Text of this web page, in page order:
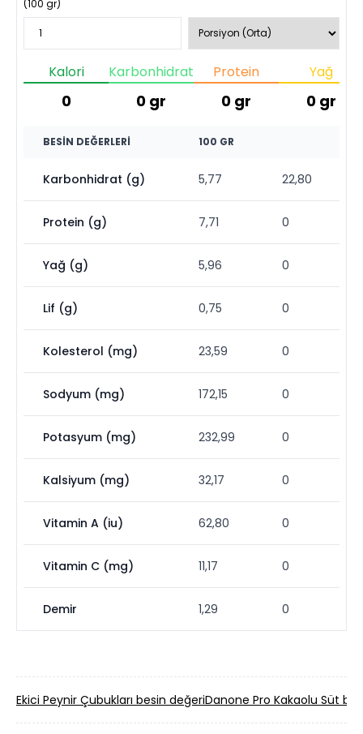
(100 gr)
Kalori
0
Karbonhidrat
0 gr
Protein
0 gr
Yağ
0 gr
BESIN DEĞERLERI 100 GR
Karbonhidrat (g) 5,77 22,80
Protein (g) 7,71 0
Yağ (g) 5,96 0
Lif (g) 0,75 0
Kolesterol (mg) 23,59 0
Sodyum (mg) 172,15 0
Potasyum (mg) 232,99 0
Kalsiyum (mg) 32,17 0
Vitamin A (iu) 62,80 0
Vitamin C (mg) 11,17 0
Demir 1,29 0
Ekici Peynir Çubukları besin değeriDanone Pro Kakaolu Süt